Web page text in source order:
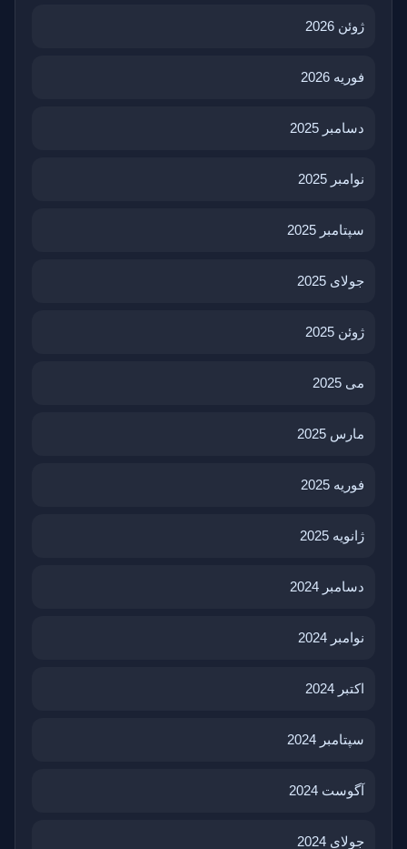
ژوئن 2026
فوریه 2026
دسامبر 2025
نوامبر 2025
سپتامبر 2025
جولای 2025
ژوئن 2025
می 2025
مارس 2025
فوریه 2025
ژانویه 2025
دسامبر 2024
نوامبر 2024
اکتبر 2024
سپتامبر 2024
آگوست 2024
جولای 2024